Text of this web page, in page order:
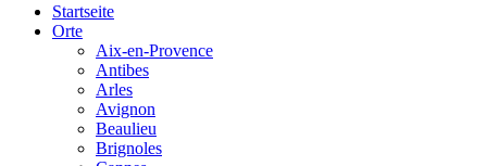
Startseite
Orte
Aix-en-Provence
Antibes
Arles
Avignon
Beaulieu
Brignoles